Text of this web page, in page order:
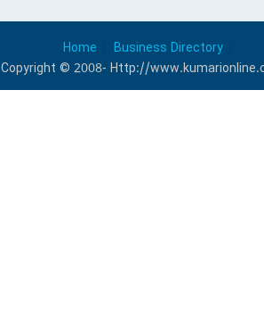
Home
Business Directory
Copyright © 2008- Http://